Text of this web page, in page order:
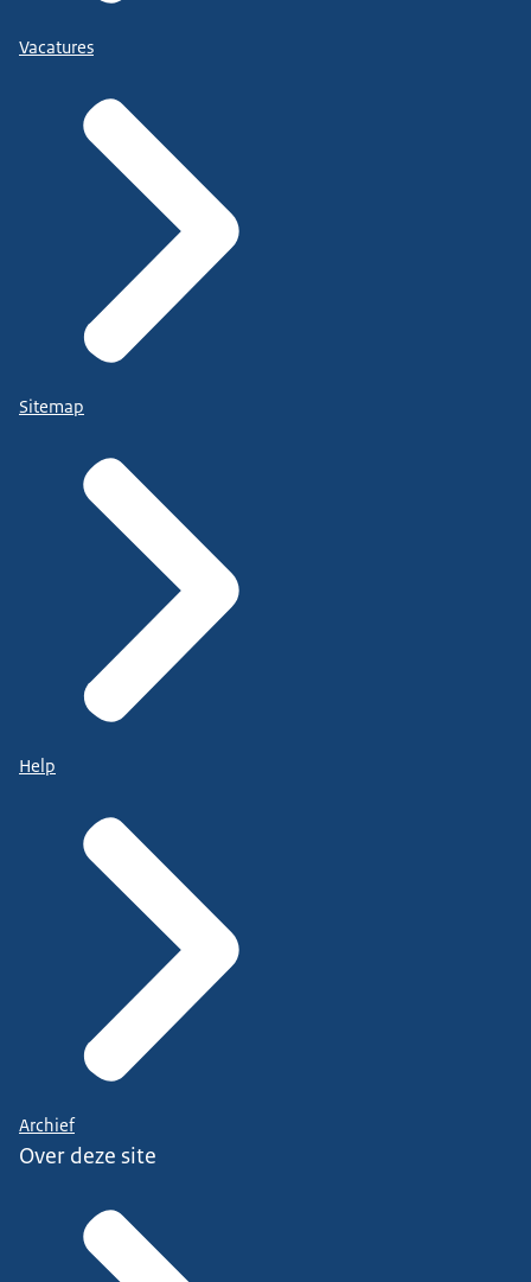
aan de Samenhangende Preventiestrategie.
online omgeving is een van de zeven omgevingen.
Het doel is om op verschillende
preventieonderwerpen samen te werken en
resultaten te halen. Zo kunnen maatregelen in de
school-, werk- en thuisomgeving ook meer effect
hebben op de online omgeving.
zijn mobiele telefoons niet meer toegestaan in de
van het basis- en voortgezet onderwijs. Omdat
de mobieltjes leerlingen te veel afleidden.
kabinet zich zal inzetten voor een handhaafbare
media met privacyvriendelijke leeftijdsverificatie
voor jongeren, zolang sociale media onvoldoende
veilig zijn. Nederland beraadt zich over de wijze van
Vacatures
Sitemap
Help
Archief
Over deze site